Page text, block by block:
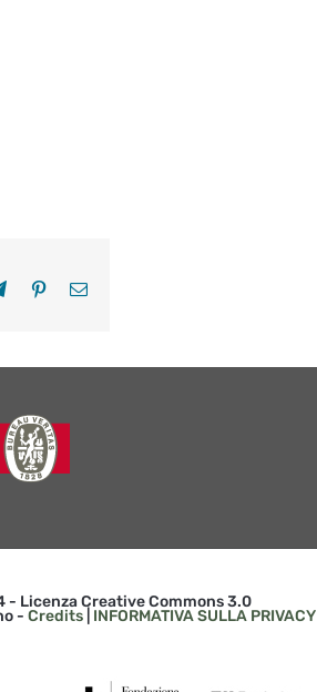
TelegramPinterestEmail
- Licenza Creative Commons 3.0
- Credits INFORMATIVA SULLA PRIVACY